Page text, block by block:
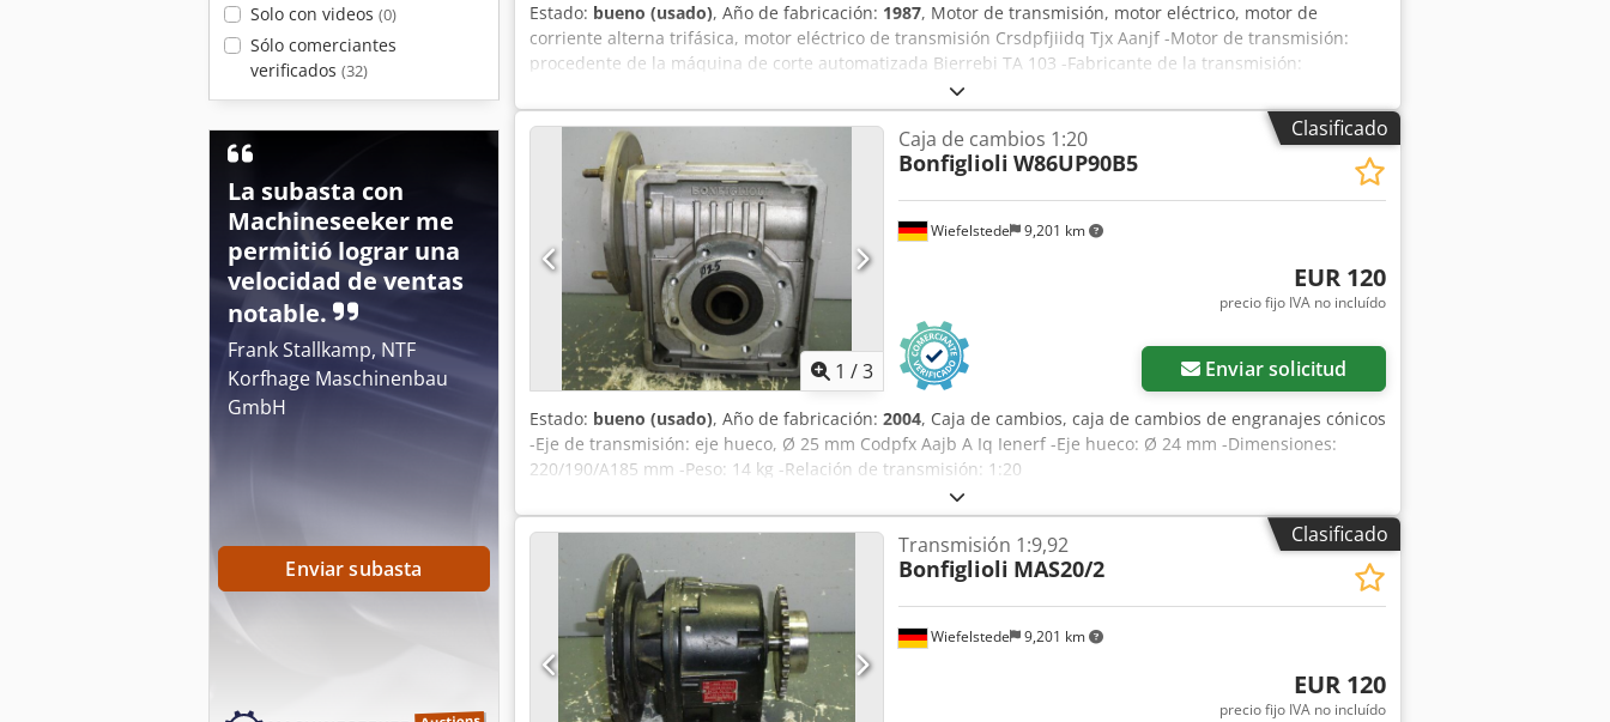
Solo con videos (0)
Sólo comerciantes
verificados (32)
La subasta con
Machineseeker me
permitió lograr una
velocidad de ventas
notable.
Frank Stallkamp, NTF
Korfhage Maschinenbau
GmbH
Enviar subasta
Estado: bueno (usado), Año de fabricación: 1987, Motor de transmisión, motor eléctrico, motor de
corriente alterna trifásica, motor eléctrico de transmisión Crsdpfjiidq Tjx Aanjf -Motor de transmisión:
procedente de la máquina de corte automatizada Bierrebi TA 103 -Fabricante de la transmisión:
Bonfiglioli, tipo MVF 49/P -Velocidades de rotación: aproximadamente 103 RPM, i = 1:14 -Fabricante del
motor: Electro Adda -Potencia: 0,18 kW / 1450 RPM -Tipo de montaje: B5, inclinado -Eje hueco: Ø 25 x 80
mm -Grado de protección: IP 54 -Dimensiones: 325/125/A175 mm -Peso: 7,9 kg
Clasificado
1 /3
Wiefelstede 9,201 km
Caja de cambios 1:20
Bonfiglioli W86UP90B5
EUR 120
precio fijo IVA no incluído
Enviar solicitud
Estado: bueno (usado), Año de fabricación: 2004, Caja de cambios, caja de cambios de engranajes cónicos
-Eje de transmisión: eje hueco, Ø 25 mm Codpfx Aajb A Iq Ienerf -Eje hueco: Ø 24 mm -Dimensiones:
220/190/A185 mm -Peso: 14 kg -Relación de transmisión: 1:20
Clasificado
Wiefelstede 9,201 km
Transmisión 1:9,92
Bonfiglioli MAS20/2
EUR 120
precio fijo IVA no incluído